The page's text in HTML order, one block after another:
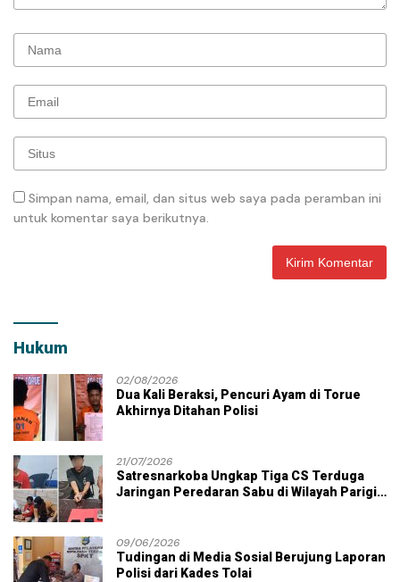
Simpan nama, email, dan situs web saya pada peramban ini
untuk komentar saya berikutnya.
Hukum
02/08/2026
Dua Kali Beraksi, Pencuri Ayam di Torue
Akhirnya Ditahan Polisi
21/07/2026
Satresnarkoba Ungkap Tiga CS Terduga
Jaringan Peredaran Sabu di Wilayah Parigi
09/06/2026
Tudingan di Media Sosial Berujung Laporan
Polisi dari Kades Tolai